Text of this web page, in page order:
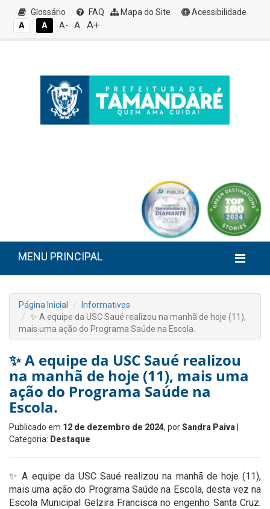
Glossário FAQ Mapa do Site
Acessibilidade
A
A A- A A+
MENU PRINCIPAL
Página Inicial
Informativos
✨ A equipe da USC Saué realizou na manhã de hoje (11),
mais uma ação do Programa Saúde na Escola.
✨ A equipe da USC Saué realizou
na manhã de hoje (11), mais uma
ação do Programa Saúde na
Escola.
Publicado em 12 de dezembro de 2024, porSandra Paiva
Categoria: Destaque
✨ A equipe da USC Saué realizou na manhã de hoje (11),
mais uma ação do Programa Saúde na Escola, desta vez na
Escola Municipal Gelzira Francisca no engenho Santa Cruz.